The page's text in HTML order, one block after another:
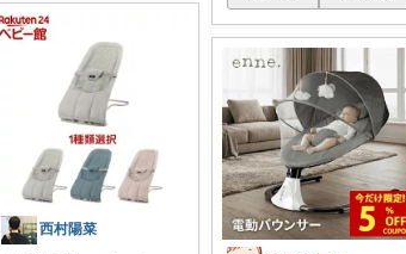
西村陽菜